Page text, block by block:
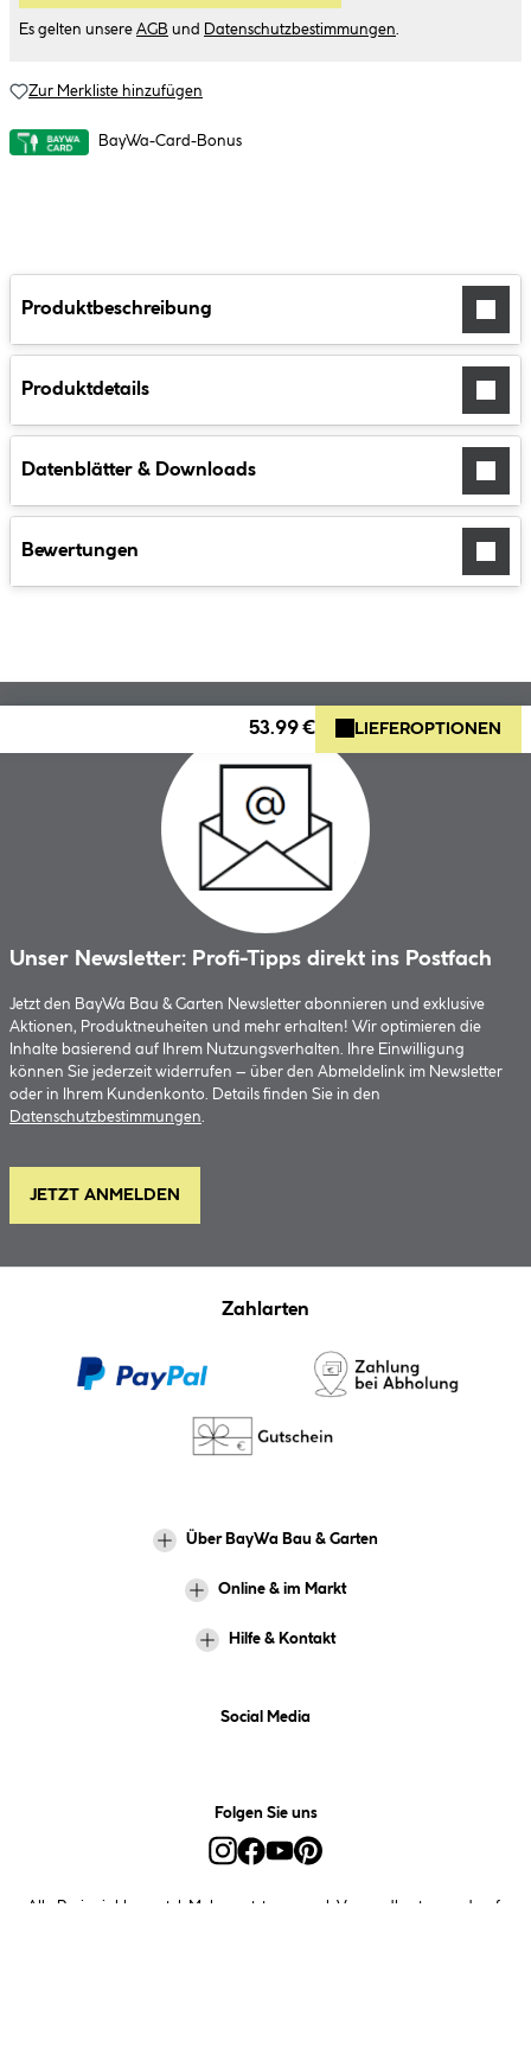
Es gelten unsere AGB und Datenschutzbestimmungen
Zur Merkliste hinzufügen
BayWa-Card-Bonus
Produktbeschreibung
Produktdetails
Datenblätter & Downloads
Bewertungen
53.99 € LIEFEROPTIONEN
Unser Newsletter: Profi-Tipps direkt ins Postfach
Jetzt den BayWa Bau & Garten Newsletter abonnieren und exklusive
Aktionen, Produktneuheiten und mehr erhalten! Wir optimieren die
Inhalte basierend auf Ihrem Nutzungsverhalten. Ihre Einwilligung
können Sie jederzeit widerrufen – über den Abmeldelink im Newsletter
oder in Ihrem Kundenkonto. Details finden Sie in den
Datenschutzbestimmungen.
JETZT ANMELDEN
Zahlarten
Über BayWa Bau & Garten
Online & im Markt
Hilfe & Kontakt
Social Media
Folgen Sie uns
Alle Preise inkl. gesetzl. Mehrwertsteuer zzgl. Versandkosten
und ggf.